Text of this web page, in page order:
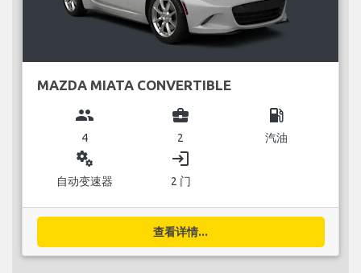
MAZDA MIATA CONVERTIBLE
group
4
business_center
2
local_gas_station
汽油
miscellaneous_services
自动变速器
login
2 门
查看详情...